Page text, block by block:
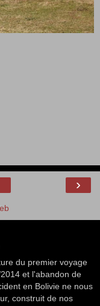
›
du premier voyage
et l'abandon de
en Bolivie ne nous
construit de nos